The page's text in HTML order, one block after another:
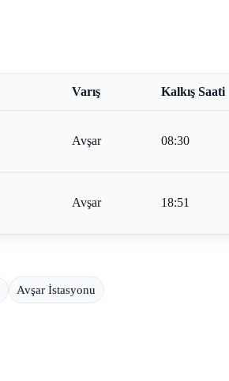
Varış Kalkış Saati
Avşar 08:30
Avşar 18:51
Avşar İstasyonu